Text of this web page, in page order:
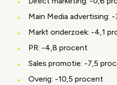
Main Media advertising:
Markt onderzoek: -4,1
PR: -4,8 procent
Sales promotie: -7,5
Overig: -10,5 procent